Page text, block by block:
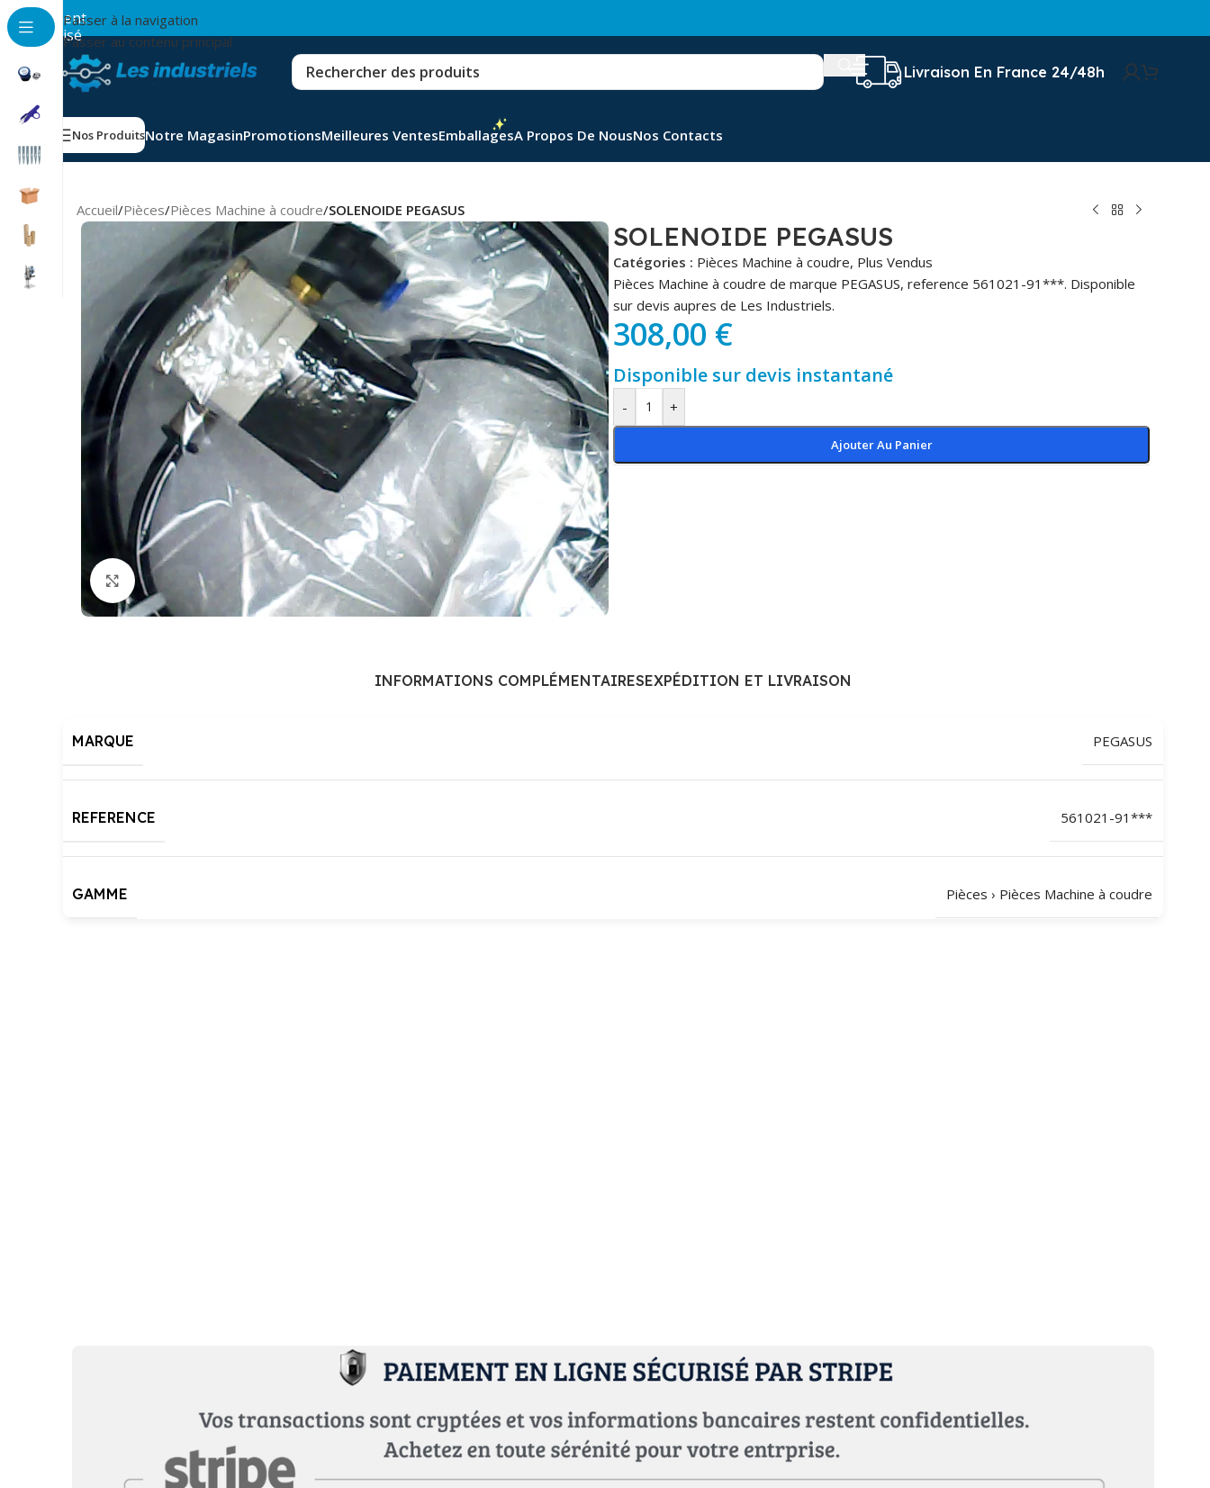
Passer à la navigation
Passer au contenu principal
Paiement
sécurisé
Livraison En France 24/48h
Nos ProduitsNotre MagasinPromotionsMeilleures VentesEmballagesA Propos De NousNos Contacts
Accueil/Pièces/Pièces Machine à coudre/SOLENOIDE PEGASUS
Cliquez pour agrandir
SOLENOIDE PEGASUS
Catégories : Pièces Machine à coudre, Plus Vendus
Pièces Machine à coudre de marque PEGASUS, reference 561021-91***. Disponible
sur devis aupres de Les Industriels.
308,00 €
Disponible sur devis instantané
- +
Ajouter Au Panier
INFORMATIONS COMPLÉMENTAIRESEXPÉDITION ET LIVRAISON
MARQUE PEGASUS
REFERENCE 561021-91***
GAMME Pièces › Pièces Machine à coudre